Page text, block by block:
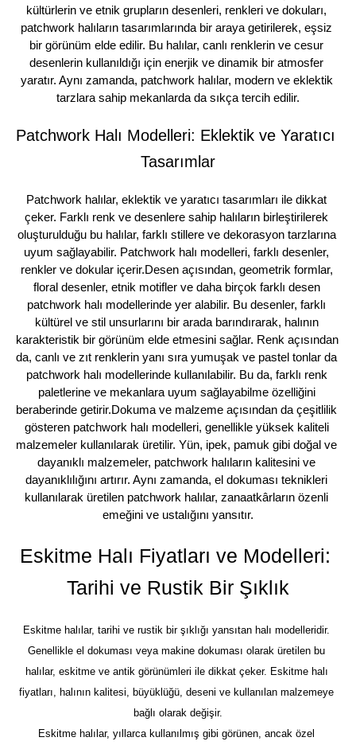
kültürlerin ve etnik grupların desenleri, renkleri ve dokuları,
patchwork halıların tasarımlarında bir araya getirilerek, eşsiz
bir görünüm elde edilir. Bu halılar, canlı renklerin ve cesur
desenlerin kullanıldığı için enerjik ve dinamik bir atmosfer
yaratır. Aynı zamanda, patchwork halılar, modern ve eklektik
tarzlara sahip mekanlarda da sıkça tercih edilir.
Patchwork Halı Modelleri: Eklektik ve Yaratıcı
Tasarımlar
Patchwork halılar, eklektik ve yaratıcı tasarımları ile dikkat
çeker. Farklı renk ve desenlere sahip halıların birleştirilerek
oluşturulduğu bu halılar, farklı stillere ve dekorasyon tarzlarına
uyum sağlayabilir. Patchwork halı modelleri, farklı desenler,
renkler ve dokular içerir.Desen açısından, geometrik formlar,
floral desenler, etnik motifler ve daha birçok farklı desen
patchwork halı modellerinde yer alabilir. Bu desenler, farklı
kültürel ve stil unsurlarını bir arada barındırarak, halının
karakteristik bir görünüm elde etmesini sağlar. Renk açısından
da, canlı ve zıt renklerin yanı sıra yumuşak ve pastel tonlar da
patchwork halı modellerinde kullanılabilir. Bu da, farklı renk
paletlerine ve mekanlara uyum sağlayabilme özelliğini
beraberinde getirir.Dokuma ve malzeme açısından da çeşitlilik
gösteren patchwork halı modelleri, genellikle yüksek kaliteli
malzemeler kullanılarak üretilir. Yün, ipek, pamuk gibi doğal ve
dayanıklı malzemeler, patchwork halıların kalitesini ve
dayanıklılığını artırır. Aynı zamanda, el dokuması teknikleri
kullanılarak üretilen patchwork halılar, zanaatkârların özenli
emeğini ve ustalığını yansıtır.
Eskitme Halı Fiyatları ve Modelleri:
Tarihi ve Rustik Bir Şıklık
Eskitme halılar, tarihi ve rustik bir şıklığı yansıtan halı modelleridir.
Genellikle el dokuması veya makine dokuması olarak üretilen bu
halılar, eskitme ve antik görünümleri ile dikkat çeker. Eskitme halı
fiyatları, halının kalitesi, büyüklüğü, deseni ve kullanılan malzemeye
bağlı olarak değişir.
Eskitme halılar, yıllarca kullanılmış gibi görünen, ancak özel